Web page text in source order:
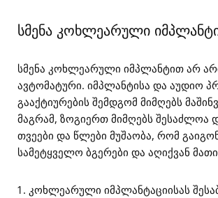
სმენა კოხლეარული
სმენა კოხლეარული იმპლანტით არ
ავტომატური. იმპლანტისა და აუდიო
გააქტიურების შემდგომ მიმღებს
მაგრამ, ზოგიერთ მიმღებს შესაძლოა
თვეები და წლები მუშაობა, რომ
სამეტყველო ბგერები და აღიქვან
კოხლეარული იმპლანტაციისას